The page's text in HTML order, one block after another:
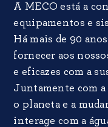
A MECO está a
equipamentos e
Há mais de 90
fornecer aos
e eficazes com a
Juntamente com
o planeta e a
interage com a